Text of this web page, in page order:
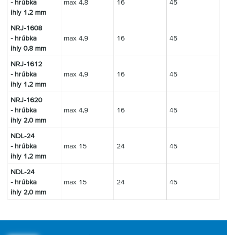
- hrúbka
ihly1,2 mm
max 4,8 16 45
NRJ-1608
- hrúbka
ihly0,8 mm
max 4,9 16 45
NRJ-1612
- hrúbka
ihly1,2 mm
max 4,9 16 45
NRJ-1620
- hrúbka
ihly2,0 mm
max 4,9 16 45
NDL-24
- hrúbka
ihly1,2 mm
max 15 24 45
NDL-24
- hrúbka
ihly2,0 mm
max 15 24 45